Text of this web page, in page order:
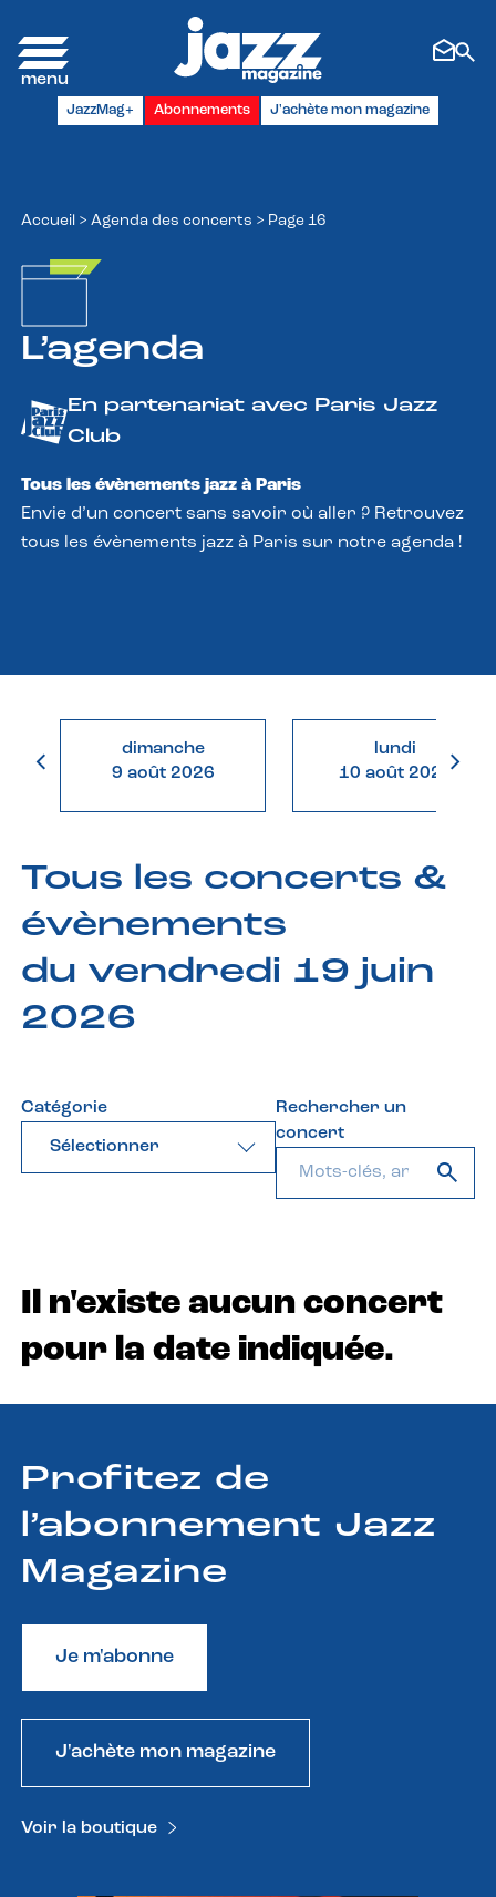
JazzMag+ Abonnements J'achète mon magazine
Accueil > Agenda des concerts > Page 16
L’agenda
En partenariat avec Paris Jazz
Club
Tous les évènements jazz à Paris
Envie d’un concert sans savoir où aller ? Retrouvez
tous les évènements jazz à Paris sur notre agenda !
dimanche
9 août 2026
lundi
10 août 2026
Tous les concerts &
évènements
du vendredi 19 juin
2026
Catégorie
Sélectionner
Rechercher un
concert
Il n'existe aucun concert
pour la date indiquée.
Profitez de
l’abonnement Jazz
Magazine
Je m'abonne
J'achète mon magazine
Voir la boutique